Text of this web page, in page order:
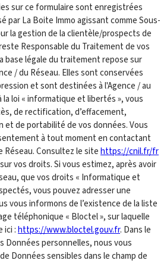
sur ce formulaire sont enregistrées
par La Boite Immo agissant comme Sous-
la gestion de la clientèle/prospects de
Responsable du Traitement de vos
base légale du traitement repose sur
/ du Réseau. Elles sont conservées
et sont destinées à l'Agence / au
la loi « informatique et libertés », vous
de rectification, d’effacement,
et de portabilité de vos données. Vous
à tout moment en contactant
Réseau. Consultez le sitehttps://cnil.fr/fr
vos droits. Si vous estimez, après avoir
que vos droits « Informatique et
vous pouvez adresser une
vous informons de l’existence de la liste
téléphonique « Bloctel », sur laquelle
ici :https://www.bloctel.gouv.fr. Dans le
Données personnelles, nous vous
Données sensibles dans le champ de